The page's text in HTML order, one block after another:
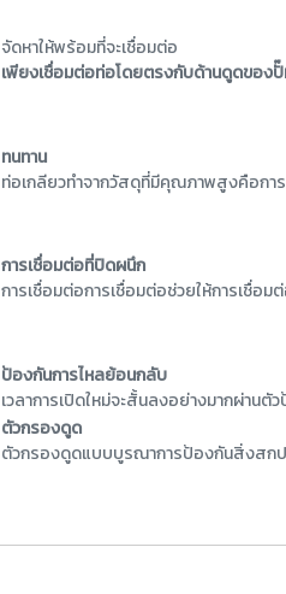
จัดหาให้พร้อมที่จะเชื่อมต่อ
เพียงเชื่อมต่อท่อโดยตรงกับด้านดูดของปั๊
ทนทาน
ท่อเกลียวทำจากวัสดุที่มีคุณภาพสูงคือกา
การเชื่อมต่อที่ปิดผนึก
การเชื่อมต่อการเชื่อมต่อช่วยให้การเชื่อ
ป้องกันการไหลย้อนกลับ
เวลาการเปิดใหม่จะสั้นลงอย่างมากผ่าน
ตัวกรองดูด
ตัวกรองดูดแบบบูรณาการป้องกันสิ่งสกป